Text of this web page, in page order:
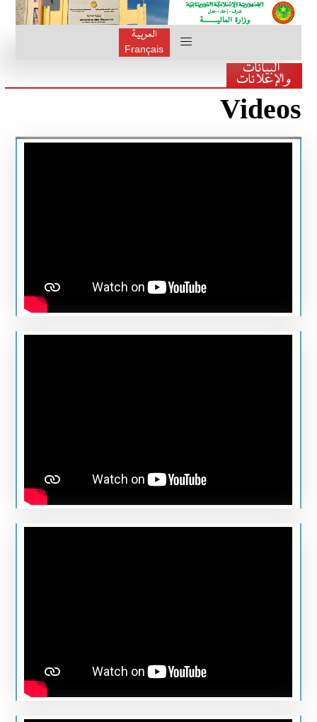
العربية
Français
البيانات
والإعلانات
Videos